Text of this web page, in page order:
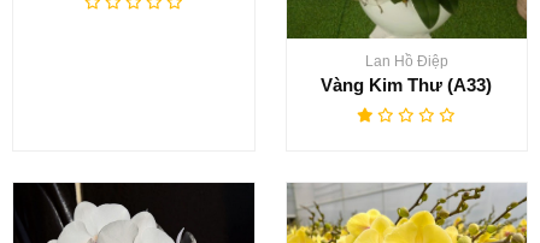
Lan Hồ Điệp
Vàng Kim Thư (A33)